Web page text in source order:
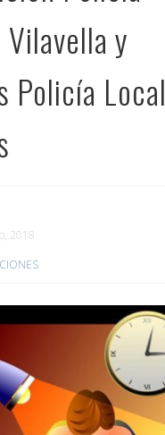
y
Policía Local
2018